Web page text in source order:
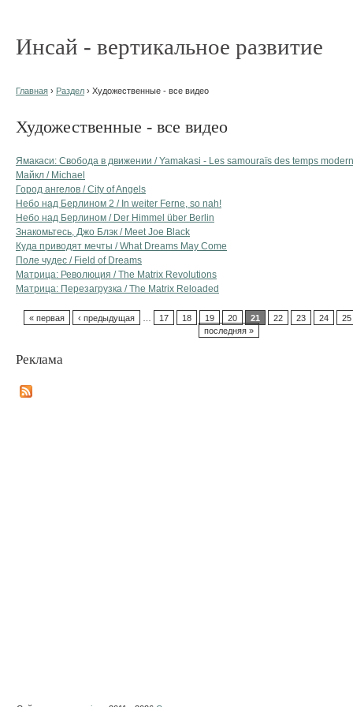
Инсай - вертикальное развитие
Главная › Раздел › Художественные - все видео
Художественные - все видео
Ямакаси: Свобода в движении / Yamakasi - Les samouraïs des temps
Майкл / Michael
Город ангелов / City of Angels
Небо над Берлином 2 / In weiter Ferne, so nah!
Небо над Берлином / Der Himmel über Berlin
Знакомьтесь, Джо Блэк / Meet Joe Black
Куда приводят мечты / What Dreams May Come
Поле чудес / Field of Dreams
Матрица: Революция / The Matrix Revolutions
Матрица: Перезагрузка / The Matrix Reloaded
« первая ‹ предыдущая 17 18 19 20 21 22 23 24
25
последняя »
Реклама